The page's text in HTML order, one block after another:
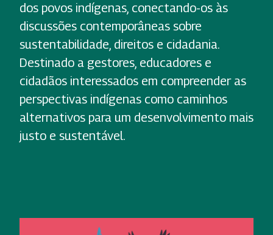
dos povos indígenas, conectando-os às
discussões contemporâneas sobre
sustentabilidade, direitos e cidadania.
Destinado a gestores, educadores e
cidadãos interessados em compreender as
perspectivas indígenas como caminhos
alternativos para um desenvolvimento mais
justo e sustentável.